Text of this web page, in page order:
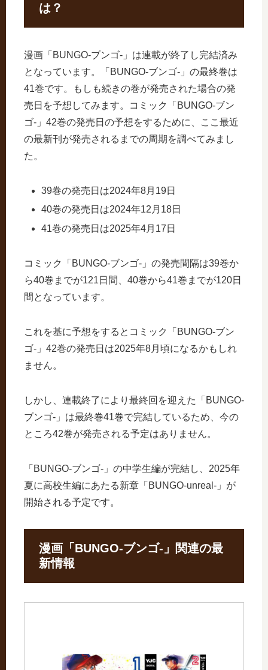
は？
漫画「BUNGO-ブンゴ-」は連載が終了し完結済み
となっています。「BUNGO-ブンゴ-」の最終巻は
41巻です。もしも続きの巻が発売された場合の発
売日を予想してみます。コミック「BUNGO-ブン
ゴ-」42巻の発売日の予想をするために、ここ最近
の最新刊が発売されるまでの周期を調べてみまし
た。
39巻の発売日は2024年8月19日
40巻の発売日は2024年12月18日
41巻の発売日は2025年4月17日
コミック「BUNGO-ブンゴ-」の発売間隔は39巻か
ら40巻までが121日間、40巻から41巻までが120日
間となっています。
これを基に予想をするとコミック「BUNGO-ブン
ゴ-」42巻の発売日は2025年8月頃になるかもしれ
ません。
しかし、連載終了により最終回を迎えた「BUNGO-
ブンゴ-」は最終巻41巻で完結しているため、今の
ところ42巻が発売される予定はありません。
「BUNGO-ブンゴ-」の中学生編が完結し、2025年
夏に高校生編にあたる新章「BUNGO-unreal-」が
開始される予定です。
漫画「BUNGO-ブンゴ-」関連の最
新情報